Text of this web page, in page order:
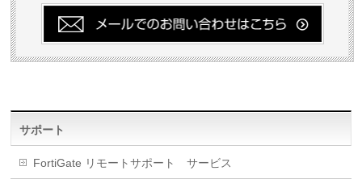
サポート
FortiGate リモートサポート サービス